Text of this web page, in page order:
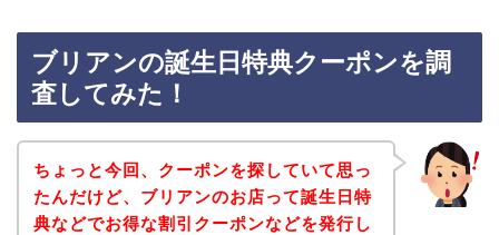
ブリアンの誕生日特典クーポンを調
査してみた！
ちょっと今回、クーポンを探していて思っ
たんだけど、ブリアンのお店って誕生日特
典などでお得な割引クーポンなどを発行し